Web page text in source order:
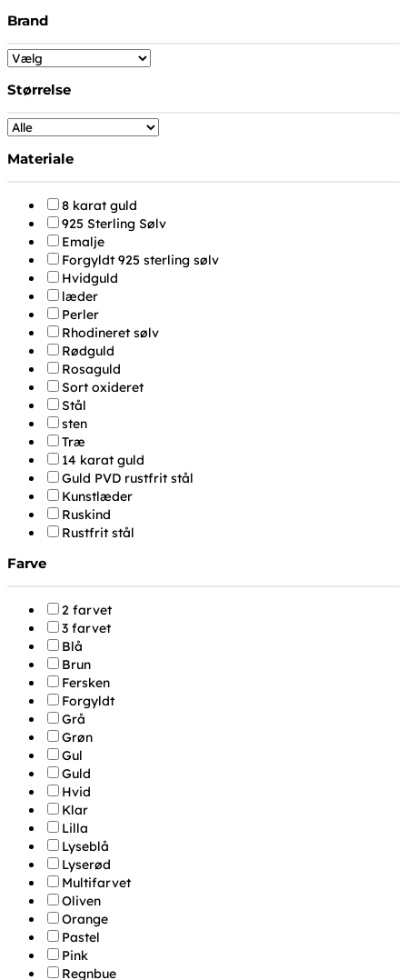
Brand
Størrelse
Materiale
8 karat guld
925 Sterling Sølv
Emalje
Forgyldt 925 sterling sølv
Hvidguld
læder
Perler
Rhodineret sølv
Rødguld
Rosaguld
Sort oxideret
Stål
sten
Træ
14 karat guld
Guld PVD rustfrit stål
Kunstlæder
Ruskind
Rustfrit stål
Farve
2 farvet
3 farvet
Blå
Brun
Fersken
Forgyldt
Grå
Grøn
Gul
Guld
Hvid
Klar
Lilla
Lyseblå
Lyserød
Multifarvet
Oliven
Orange
Pastel
Pink
Regnbue